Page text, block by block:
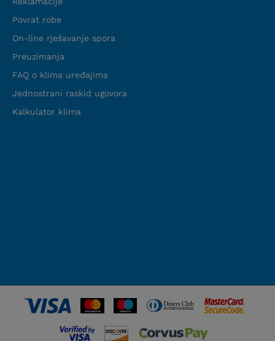
Povrat robe
On-line rješavanje spora
Preuzimanja
FAQ o klima uređajima
Jednostrani raskid ugovora
Kalkulator klima